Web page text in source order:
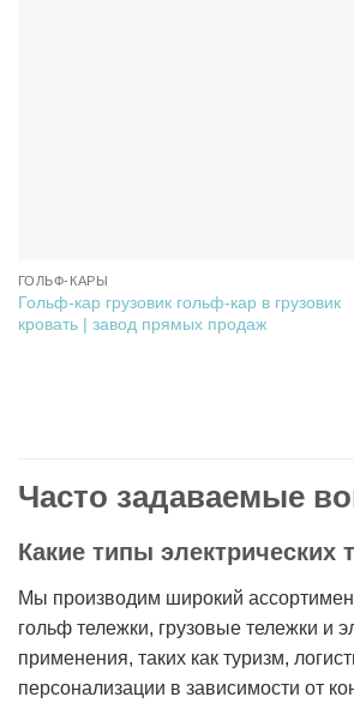
ГОЛЬФ-КАРЫ
Гольф-кар грузовик гольф-кар в грузовик
кровать | завод прямых продаж
Часто задаваемые
Какие типы электрических
Мы производим широкий
гольф тележки, грузовые тележки и
применения, таких как туризм,
персонализации в зависимости от